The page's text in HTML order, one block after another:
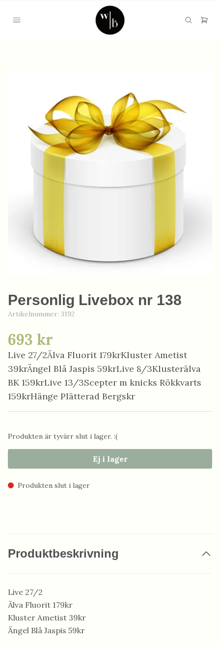
Personlig Livebox nr 138
Artikelnummer: 3192
693 kr
Live 27/2Älva Fluorit 179krKluster Ametist
39krÄngel Blå Jaspis 59krLive 8/3Klusterälva
BK 159krLive 13/3Scepter m knicks Rökkvarts
159krHänge Plätterad Bergskr
Produkten är tyvärr slut i lager. :(
Ej i lager
Produkten slut i lager
Produktbeskrivning
Live 27/2
Älva Fluorit 179kr
Kluster Ametist 39kr
Ängel Blå Jaspis 59kr